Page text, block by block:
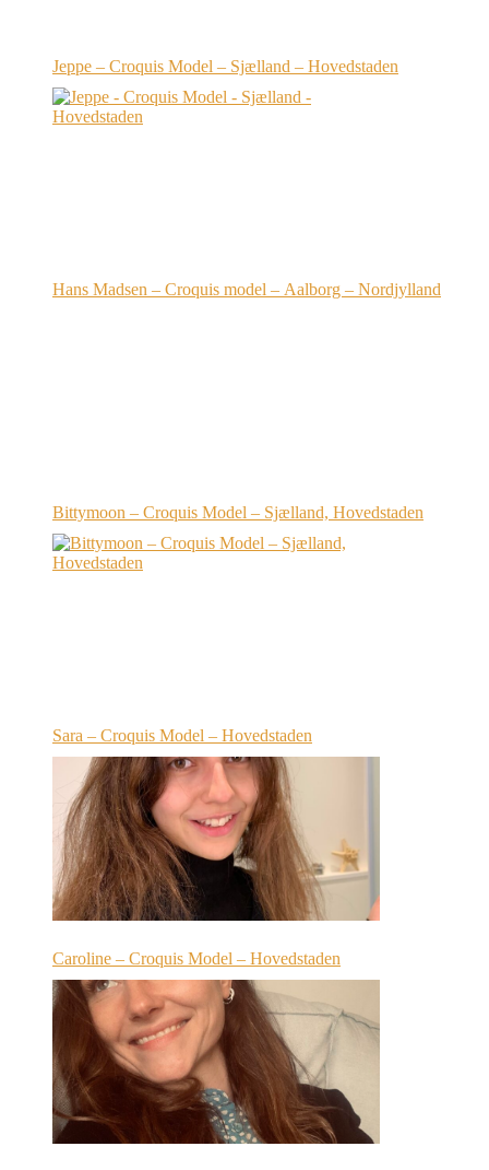
Jeppe – Croquis Model – Sjælland – Hovedstaden
Hans Madsen – Croquis model – Aalborg – Nordjylland
Bittymoon – Croquis Model – Sjælland, Hovedstaden
Sara – Croquis Model – Hovedstaden
Caroline – Croquis Model – Hovedstaden